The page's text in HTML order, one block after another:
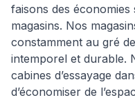
faisons des économies
magasins. Nos
constamment au gré
intemporel et durable.
cabines d’essayage
d’économiser de